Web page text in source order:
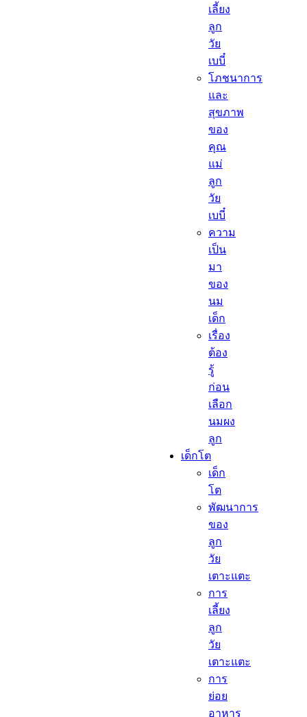
เลี้ยง
ลูก
วัย
เบบี๋
โภชนาการ
และ
สุขภาพ
ของ
คุณ
แม่
ลูก
วัย
เบบี๋
ความ
เป็น
มา
ของ
นม
เด็ก
เรื่อง
ต้อง
รู้
ก่อน
เลือก
นมผง
ลูก​
เด็กโต​
เด็ก
โต​
พัฒนาการ
ของ
ลูก
วัย
เตาะแตะ
การ
เลี้ยง
ลูก
วัย
เตาะแตะ
การ
ย่อย
อาหาร